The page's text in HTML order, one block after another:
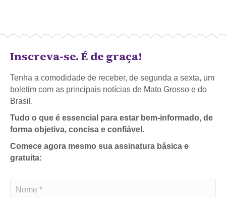
Inscreva-se. É de graça!
Tenha a comodidade de receber, de segunda a sexta, um
boletim com as principais notícias de Mato Grosso e do
Brasil.
Tudo o que é essencial para estar bem-informado, de
forma objetiva, concisa e confiável.
Comece agora mesmo sua assinatura básica e
gratuita: